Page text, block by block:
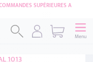
SUPÉRIEURES A
Menu